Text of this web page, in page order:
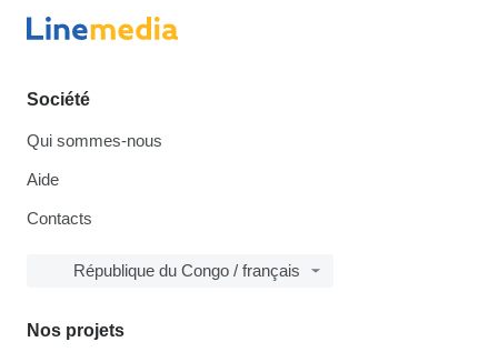
Société
Qui sommes-nous
Aide
Contacts
République du Congo / français
Nos projets